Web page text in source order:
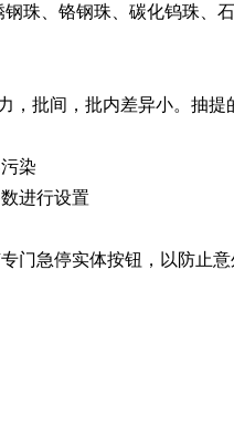
珠、铬钢珠、碳化钨珠、
，批间，批内差异小。抽提
染
进行设置
门急停实体按钮，以防止意